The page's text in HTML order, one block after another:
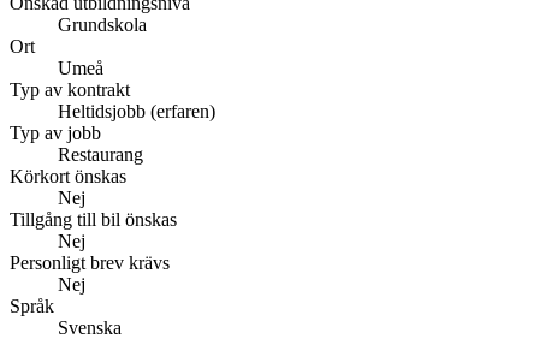
Grundskola
Ort
Umeå
Typ av kontrakt
Heltidsjobb (erfaren)
Typ av jobb
Restaurang
Körkort önskas
Nej
Tillgång till bil önskas
Nej
Personligt brev krävs
Nej
Språk
Svenska